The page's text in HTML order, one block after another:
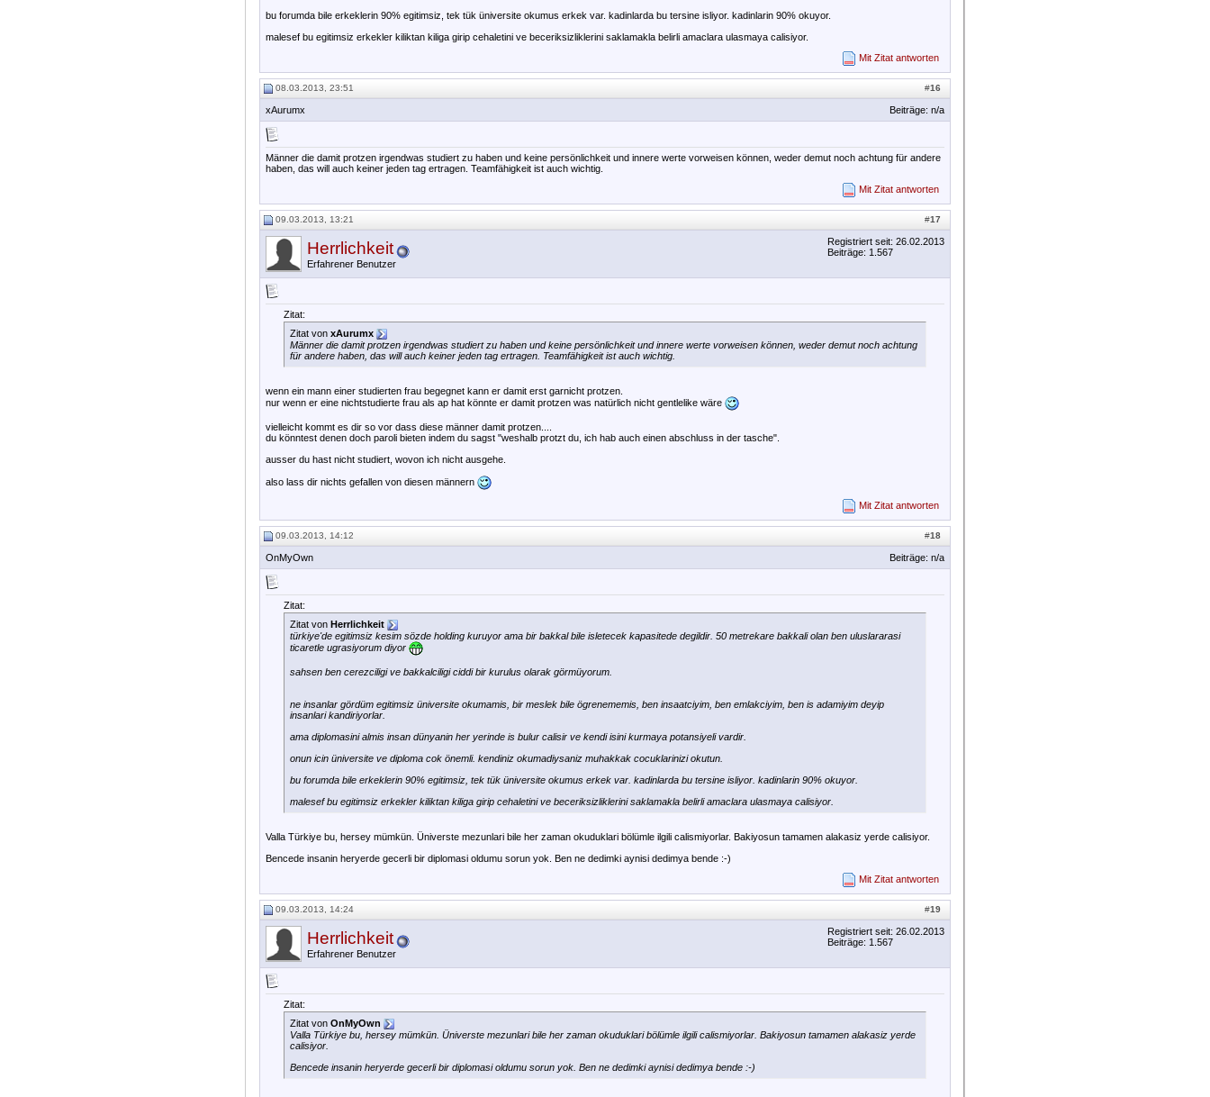
bu forumda bile erkeklerin 90% egitimsiz, tek tük üniversite okumus erkek var. kadinlarda bu tersine isliyor. kadinlarin 90% okuyor.
malesef bu egitimsiz erkekler kiliktan kiliga girip cehaletini ve beceriksizliklerini saklamakla belirli amaclara ulasmaya calisiyor.
Mit Zitat antworten
#16
08.03.2013, 23:51
xAurumx Beiträge: n/a
Männer die damit protzen irgendwas studiert zu haben und keine persönlichkeit und innere werte vorweisen können, weder demut noch achtung für andere
haben, das will auch keiner jeden tag ertragen. Teamfähigkeit ist auch wichtig.
Mit Zitat antworten
#17
09.03.2013, 13:21
Herrlichkeit
Erfahrener Benutzer
Registriert seit: 26.02.2013
Beiträge: 1.567
Zitat:
Zitat von xAurumx
Männer die damit protzen irgendwas studiert zu haben und keine persönlichkeit und innere werte vorweisen können, weder demut noch achtung
für andere haben, das will auch keiner jeden tag ertragen. Teamfähigkeit ist auch wichtig.
wenn ein mann einer studierten frau begegnet kann er damit erst garnicht protzen.
nur wenn er eine nichtstudierte frau als ap hat könnte er damit protzen was natürlich nicht gentlelike wäre
vielleicht kommt es dir so vor dass diese männer damit protzen....
du könntest denen doch paroli bieten indem du sagst "weshalb protzt du, ich hab auch einen abschluss in der tasche".
ausser du hast nicht studiert, wovon ich nicht ausgehe.
also lass dir nichts gefallen von diesen männern
Mit Zitat antworten
#18
09.03.2013, 14:12
OnMyOwn Beiträge: n/a
Zitat:
Zitat von Herrlichkeit
türkiye'de egitimsiz kesim sözde holding kuruyor ama bir bakkal bile isletecek kapasitede degildir. 50 metrekare bakkali olan ben uluslararasi
ticaretle ugrasiyorum diyor
sahsen ben cerezciligi ve bakkalciligi ciddi bir kurulus olarak görmüyorum.
ne insanlar gördüm egitimsiz üniversite okumamis, bir meslek bile ögrenememis, ben insaatciyim, ben emlakciyim, ben is adamiyim deyip
insanlari kandiriyorlar.
ama diplomasini almis insan dünyanin her yerinde is bulur calisir ve kendi isini kurmaya potansiyeli vardir.
onun icin üniversite ve diploma cok önemli. kendiniz okumadiysaniz muhakkak cocuklarinizi okutun.
bu forumda bile erkeklerin 90% egitimsiz, tek tük üniversite okumus erkek var. kadinlarda bu tersine isliyor. kadinlarin 90% okuyor.
malesef bu egitimsiz erkekler kiliktan kiliga girip cehaletini ve beceriksizliklerini saklamakla belirli amaclara ulasmaya calisiyor.
Valla Türkiye bu, hersey mümkün. Üniverste mezunlari bile her zaman okuduklari bölümle ilgili calismiyorlar. Bakiyosun tamamen alakasiz yerde calisiyor.
Bencede insanin heryerde gecerli bir diplomasi oldumu sorun yok. Ben ne dedimki aynisi dedimya bende :-)
Mit Zitat antworten
#19
09.03.2013, 14:24
Herrlichkeit
Erfahrener Benutzer
Registriert seit: 26.02.2013
Beiträge: 1.567
Zitat:
Zitat von OnMyOwn
Valla Türkiye bu, hersey mümkün. Üniverste mezunlari bile her zaman okuduklari bölümle ilgili calismiyorlar. Bakiyosun tamamen alakasiz yerde
calisiyor.
Bencede insanin heryerde gecerli bir diplomasi oldumu sorun yok. Ben ne dedimki aynisi dedimya bende :-)